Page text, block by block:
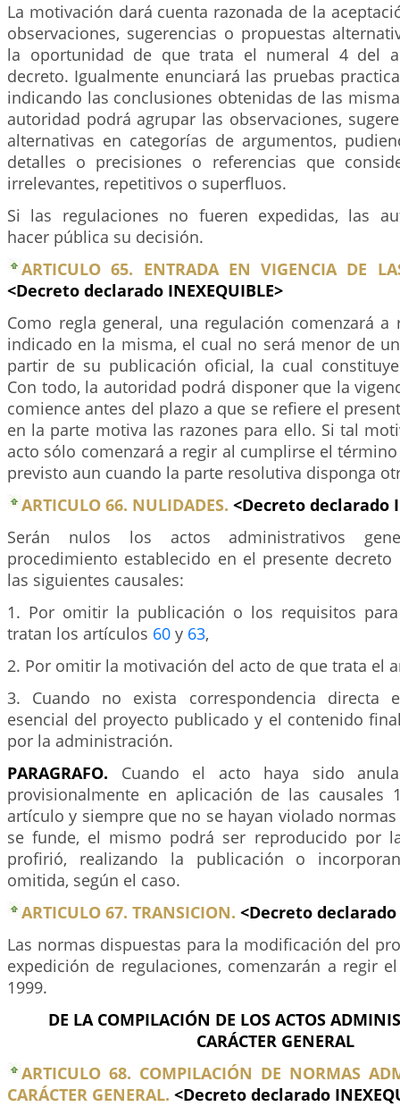
La motivación dará cuenta razonada de la
observaciones, sugerencias o propuestas
la oportunidad de que trata el numeral 4 del
decreto. Igualmente enunciará las pruebas
indicando las conclusiones obtenidas de las
autoridad podrá agrupar las observaciones,
alternativas en categorías de argumentos,
detalles o precisiones o referencias que
irrelevantes, repetitivos o superfluos.
Si las regulaciones no fueren expedidas, las
hacer pública su decisión.
ARTICULO 65. ENTRADA EN VIGENCIA DE
<Decreto declarado INEXEQUIBLE>
Como regla general, una regulación comenzará
indicado en la misma, el cual no será menor de
partir de su publicación oficial, la cual
Con todo, la autoridad podrá disponer que la
comience antes del plazo a que se refiere el
en la parte motiva las razones para ello. Si tal
acto sólo comenzará a regir al cumplirse el
previsto aun cuando la parte resolutiva disponga
ARTICULO 66. NULIDADES. <Decreto declarado
Serán nulos los actos administrativos
procedimiento establecido en el presente
las siguientes causales:
1. Por omitir la publicación o los requisitos
tratan los artículos 60 y 63,
2. Por omitir la motivación del acto de que trata el
3. Cuando no exista correspondencia directa
esencial del proyecto publicado y el contenido
por la administración.
PARAGRAFO. Cuando el acto haya sido
provisionalmente en aplicación de las causales
artículo y siempre que no se hayan violado
se funde, el mismo podrá ser reproducido por
profirió, realizando la publicación o
omitida, según el caso.
ARTICULO 67. TRANSICION. <Decreto declarado
Las normas dispuestas para la modificación del
expedición de regulaciones, comenzarán a regir
1999.
DE LA COMPILACIÓN DE LOS ACTOS
CARÁCTER GENERAL
ARTICULO 68. COMPILACIÓN DE NORMAS
CARÁCTER GENERAL. <Decreto declarado